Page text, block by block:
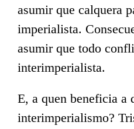
asumir que calquera
imperialista.
asumir que todo
interimperialista.
E, a quen beneficia a
interimperialismo?